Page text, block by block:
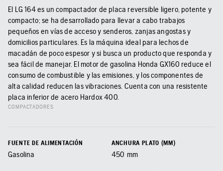
El LG 164 es un compactador de placa reversible ligero, potente y
compacto; se ha desarrollado para llevar a cabo trabajos
pequeños en vías de acceso y senderos, zanjas angostas y
domicilios particulares. Es la máquina ideal para lechos de
macadán de poco espesor y si busca un producto que responda y
sea fácil de manejar. El motor de gasolina Honda GX160 reduce el
consumo de combustible y las emisiones, y los componentes de
alta calidad reducen las vibraciones. Cuenta con una resistente
placa inferior de acero Hardox 400.
COMPACTADORES
FUENTE DE ALIMENTACIÓN
Gasolina
ANCHURA PLATO (MM)
450 mm